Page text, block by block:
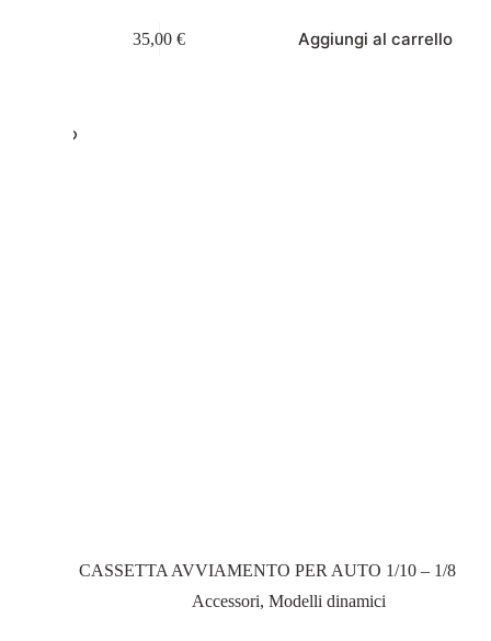
35,00€ Aggiungi al carrello
CASSETTA AVVIAMENTO PER AUTO 1/10 – 1/8
Accessori,Modelli dinamici